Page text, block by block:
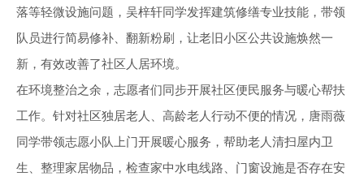
落等轻微设施问题，吴梓轩同学发挥建筑修缮专业技能，带领
队员进行简易修补、翻新粉刷，让老旧小区公共设施焕然一
新，有效改善了社区人居环境。
在环境整治之余，志愿者们同步开展社区便民服务与暖心帮扶
工作。针对社区独居老人、高龄老人行动不便的情况，唐雨薇
同学带领志愿小队上门开展暖心服务，帮助老人清扫屋内卫
生、整理家居物品，检查家中水电线路、门窗设施是否存在安